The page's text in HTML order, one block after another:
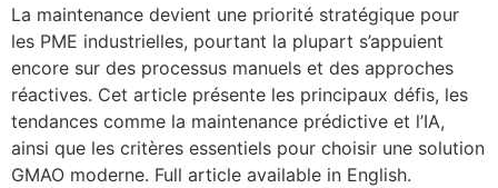
La maintenance devient une priorité stratégique pour
les PME industrielles, pourtant la plupart s’appuient
encore sur des processus manuels et des approches
réactives. Cet article présente les principaux défis, les
tendances comme la maintenance prédictive et l’IA,
ainsi que les critères essentiels pour choisir une solution
GMAO moderne. Full article available in English.